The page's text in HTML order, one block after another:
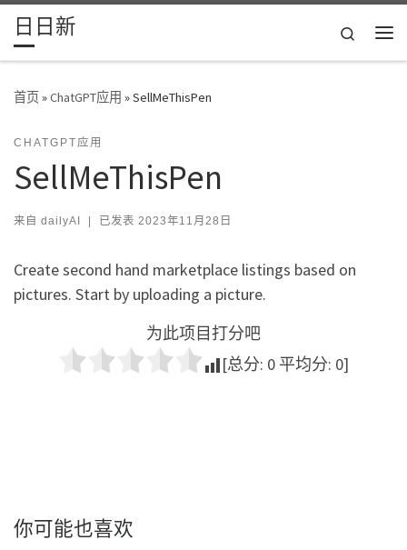
Skip to content
日日新
Search
首页»ChatGPT应用 »SellMeThisPen
CHATGPT应用
SellMeThisPen
来自 dailyAI | 已发表 2023年11月28日
Create second hand marketplace listings based on
pictures. Start by uploading a picture.
为此项目打分吧
[总分: 0 平均分: 0]
你可能也喜欢